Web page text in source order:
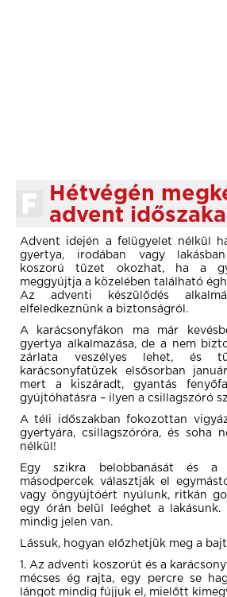
Hétvégén
advent időszaka
Advent idején a felügyelet nélkül
gyertya, irodában vagy
koszorú tüzet okozhat, ha a
meggyújtja a közelében található
Az adventi készülődés
elfeledkeznünk a biztonságról.
A karácsonyfákon ma már
gyertya alkalmazása, de a nem
zárlata veszélyes lehet, és
karácsonyfatüzek elsősorban
mert a kiszáradt, gyantás
gyújtóhatásra – ilyen a csillagszóró
A téli időszakban fokozottan
gyertyára, csillagszóróra, és soha
nélkül!
Egy szikra belobbanását és a
másodpercek választják el
vagy öngyújtóért nyúlunk, ritkán
egy órán belül leéghet a lakásunk.
mindig jelen van.
Lássuk, hogyan előzhetjük meg a
1. Az adventi koszorút és a
mécses ég rajta, egy percre se
lángot mindig fújjuk el, mielőtt